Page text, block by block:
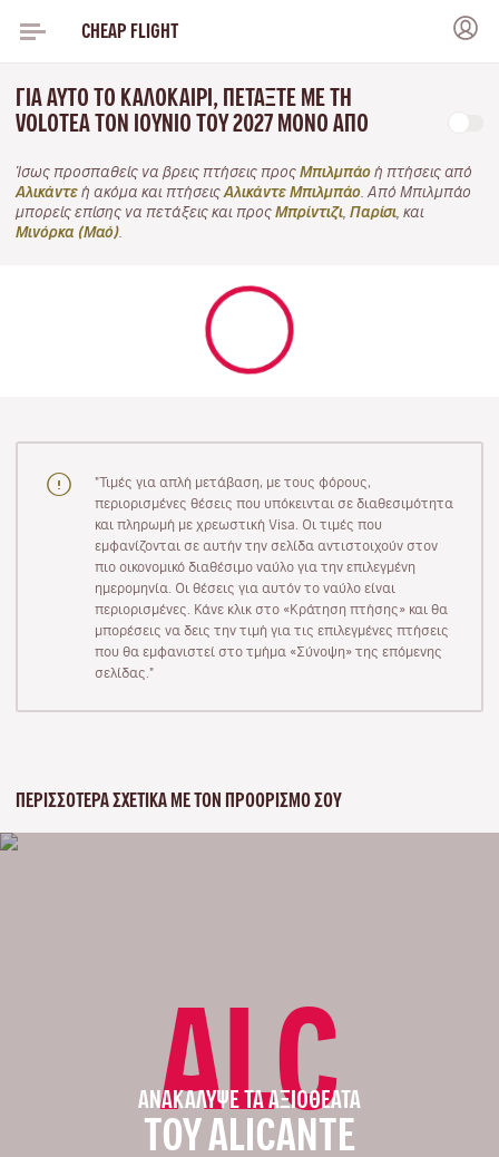
CHEAP FLIGHT
ΓΙΑ ΑΥΤΌ ΤΟ ΚΑΛΟΚΑΊΡΙ, ΠΕΤΆΞΤΕ ΜΕ ΤΗ
VOLOTEA ΤΟΝ ΙΟΎΝΙΟ ΤΟΥ 2027 ΜΌΝΟ ΑΠΌ
Ίσως προσπαθείς να βρεις πτήσεις προς Μπιλμπάο ή πτήσεις από
Αλικάντε ή ακόμα και πτήσεις Αλικάντε Μπιλμπάο . Από Μπιλμπάο
μπορείς επίσης να πετάξεις και προς Μπρίντιζι Παρίσι , και
Μινόρκα (Μαό)
"Τιμές για απλή μετάβαση, με τους φόρους,
περιορισμένες θέσεις που υπόκεινται σε διαθεσιμότητα
και πληρωμή με χρεωστική Visa. Οι τιμές που
εμφανίζονται σε αυτήν την σελίδα αντιστοιχούν στον
πιο οικονομικό διαθέσιμο ναύλο για την επιλεγμένη
ημερομηνία. Οι θέσεις για αυτόν το ναύλο είναι
περιορισμένες. Κάνε κλικ στο «Κράτηση πτήσης» και θα
μπορέσεις να δεις την τιμή για τις επιλεγμένες πτήσεις
που θα εμφανιστεί στο τμήμα «Σύνοψη» της επόμενης
σελίδας."
ΠΕΡΙΣΣΌΤΕΡΑ ΣΧΕΤΙΚΆ ΜΕ ΤΟΝ ΠΡΟΟΡΙΣΜΌ ΣΟΥ
ALC
ΑΝΑΚΆΛΥΨΕ ΤΑ ΑΞΙΟΘΈΑΤΑ
ΤΟΥ ALICANTE